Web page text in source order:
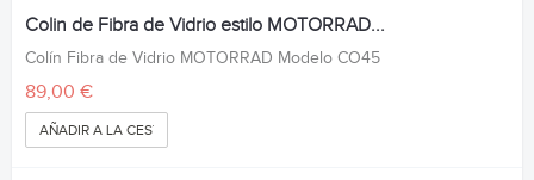
Colin de Fibra de Vidrio estilo MOTORRAD...
Colín Fibra de Vidrio MOTORRAD Modelo CO45
89,00 €
AÑADIR A LA CESTA